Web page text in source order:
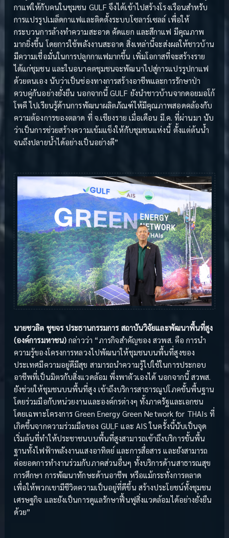
กาแฟให้กับคนในชุมชน GULF จึงได้เข้าไปสร้างโรงเรือนสำหรับ
การแปรรูปเมล็ดกาแฟและติดตั้งระบบโซลาร์เซลล์ เพื่อให้
กระบวนการล้างทำความสะอาด คัดแยก และสีกาแฟ มีคุณภาพ
มากยิ่งขึ้น โดยการใช้พลังงานสะอาด สิ่งเหล่านี้จะส่งผลให้ชาวบ้าน
มีความเชื่อมั่นในการปลูกกาแฟมากขึ้น เพิ่มโอกาสที่จะสร้างราย
ได้แก่ชุมชน และในอนาคตชุมชนจะพัฒนาไปสู่การแปรรูปกาแฟ
ด้วยตนเอง นับว่าเป็นช่องทางการสร้างอาชีพและการรักษาป่า
ควบคู่กันอย่างยั่งยืน นอกจากนี้ GULF ยังนำชาวบ้านจากดอยมอโก้
โพคี ไปเรียนรู้ด้านการพัฒนาผลิตภัณฑ์ให้มีคุณภาพสอดคล้องกับ
ความต้องการของตลาด ที่ จ.เชียงราย เมื่อเดือน มี.ค. ที่ผ่านมา นับ
ว่าเป็นการช่วยสร้างความเข้มแข็งให้กับชุมชนแห่งนี้ ตั้งแต่ต้นน้ำ
จนถึงปลายน้ำได้อย่างเป็นอย่างดี”
นายชวลิต ชูขจร ประธานกรรมการ สถาบันวิจัยและพัฒนาพื้นที่สูง
(องค์การมหาชน) กล่าวว่า “ภารกิจสำคัญของ สวพส. คือ การนำ
ความรู้ของโครงการหลวงไปพัฒนาให้ชุมชนบนพื้นที่สูงของ
ประเทศมีความอยู่ดีมีสุข สามารถนำความรู้ไปใช้ในการประกอบ
อาชีพที่เป็นมิตรกับสิ่งแวดล้อม พึ่งพาตัวเองได้ นอกจากนี้ สวพส.
ยังช่วยให้ชุมชนบนพื้นที่สูง เข้าถึงบริการสาธารณูปโภคขั้นพื้นฐาน
โดยร่วมมือกับหน่วยงานและองค์กรต่างๆ ทั้งภาครัฐและเอกชน
โดยเฉพาะโครงการ Green Energy Green Network for THAIs ที่
เกิดขึ้นจากความร่วมมือของ GULF และ AIS ในครั้งนี้นับเป็นจุด
เริ่มต้นที่ทำให้ประชาชนบนพื้นที่สูงสามารถเข้าถึงบริการขั้นพื้น
ฐานทั้งไฟฟ้าพลังงานแสงอาทิตย์ และการสื่อสาร และยังสามารถ
ต่อยอดการทำงานร่วมกับภาคส่วนอื่นๆ ทั้งบริการด้านสาธารณสุข
การศึกษา การพัฒนาทักษะด้านอาชีพ หรือแม้กระทั่งการตลาด
เพื่อให้พวกเขามีชีวิตความเป็นอยู่ที่ดีขึ้น สร้างประโยชน์ทั้งชุมชน
เศรษฐกิจ และยังเป็นการดูแลรักษาฟื้นฟูสิ่งแวดล้อมได้อย่างยั่งยืน
ด้วย”